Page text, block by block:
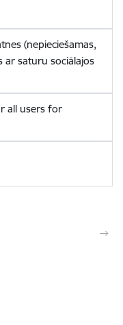
(nepieciešamas,
ar saturu sociālajos
all users for